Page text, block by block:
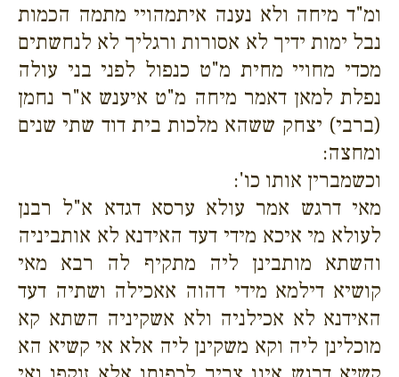
ומ"ד מיחה ולא נענה איתמהויי מתמה הכמות
נבל ימות ידיך לא אסורות ורגליך לא לנחשתים
מכדי מחויי מחית מ"ט כנפול לפני בני עולה
נפלת למאן דאמר מיחה מ"ט איענש א"ר נחמן
(ברבי) יצחק ששהא מלכות בית דוד שתי שנים
ומחצה:
וכשמברין אותו כו':
מאי דרגש אמר עולא ערסא דגדא א"ל רבנן
לעולא מי איכא מידי דעד האידנא לא אותביניה
והשתא מותבינן ליה מתקיף לה רבא מאי
קושיא דילמא מידי דהוה אאכילה ושתיה דעד
האידנא לא אכילניה ולא אשקיניה השתא קא
מוכלינן ליה וקא משקינן ליה אלא אי קשיא הא